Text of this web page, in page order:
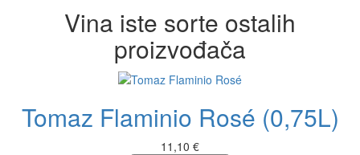
Vina iste sorte ostalih
proizvođača
Tomaz Flaminio Rosé (0,75L)
11,10 €